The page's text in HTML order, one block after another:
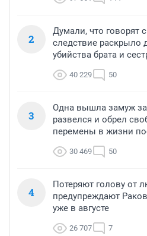
2
Думали, что говорят
следствие раскрыло
убийства брата и
40 229 50
3
Одна вышла замуж
развелся и обрел
перемены в жизни
30 469 50
4
Потеряют голову от
предупреждают
уже в августе
26 707 7